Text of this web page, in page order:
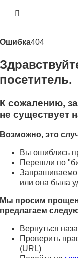
Ошибка404
посетитель.
К сожалению,
не существует
Возможно, это
Вы ошиблись
Перешли по
или она была
Мы просим
предлагаем
Вернуться
Проверить
(URL)